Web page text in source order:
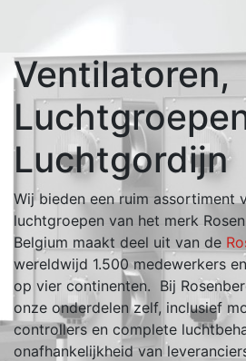
Ventilatoren,
Luchtgordijn
Wij bieden een ruim assortiment
luchtgroepen van het merk
Belgium maakt deel uit van de
wereldwijd 1.500 medewerkers
op vier continenten. Bij
onze onderdelen zelf, inclusief
controllers en complete
onafhankelijkheid van